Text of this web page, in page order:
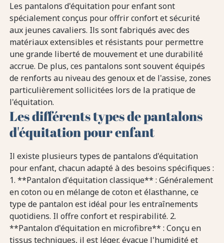
Les pantalons d'équitation pour enfant sont
spécialement conçus pour offrir confort et sécurité
aux jeunes cavaliers. Ils sont fabriqués avec des
matériaux extensibles et résistants pour permettre
une grande liberté de mouvement et une durabilité
accrue. De plus, ces pantalons sont souvent équipés
de renforts au niveau des genoux et de l'assise, zones
particulièrement sollicitées lors de la pratique de
l'équitation.
Les différents types de pantalons
d'équitation pour enfant
Il existe plusieurs types de pantalons d'équitation
pour enfant, chacun adapté à des besoins spécifiques :
1. **Pantalon d'équitation classique** : Généralement
en coton ou en mélange de coton et élasthanne, ce
type de pantalon est idéal pour les entraînements
quotidiens. Il offre confort et respirabilité. 2.
**Pantalon d'équitation en microfibre** : Conçu en
tissus techniques, il est léger, évacue l'humidité et